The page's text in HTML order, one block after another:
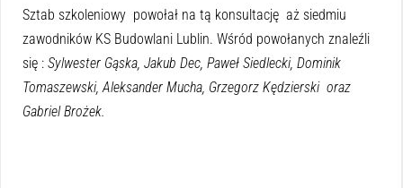
Sztab szkoleniowy powołał na tą konsultację aż siedmiu
zawodników KS Budowlani Lublin. Wśród powołanych znaleźli
się : Sylwester Gąska, Jakub Dec, Paweł Siedlecki, Dominik
Tomaszewski, Aleksander Mucha, Grzegorz Kędzierski oraz
Gabriel Brożek.